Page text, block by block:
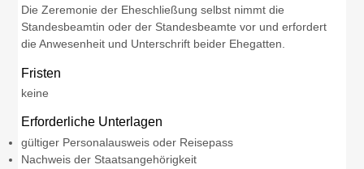
Die Zeremonie der Eheschließung selbst nimmt die
Standesbeamtin oder der Standesbeamte vor und erfordert
die Anwesenheit und Unterschrift beider Ehegatten.
Fristen
keine
Erforderliche Unterlagen
gültiger Personalausweis oder Reisepass
Nachweis der Staatsangehörigkeit